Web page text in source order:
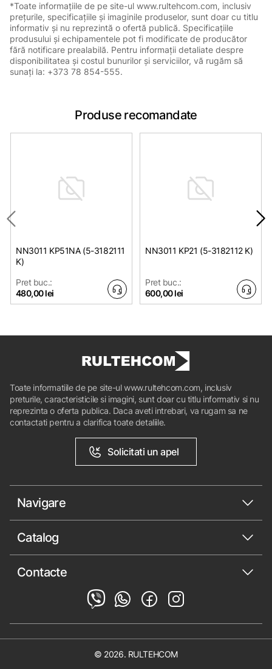
*Toate informațiile de pe site-ul www.rultehcom.com, inclusiv
prețurile, specificațiile și imaginile produselor, sunt doar cu titlu
informativ și nu reprezintă o ofertă publică. Specificațiile
produsului și echipamentele pot fi modificate de producător
fără notificare prealabilă. Pentru informații detaliate despre
disponibilitatea și costul bunurilor și serviciilor, vă rugăm să
sunați la: +373 78 854-555.
Produse recomandate
NN3011 KP51NA (5-3182111
K)
Pret buc.:
480,00 lei
NN3011 KP21 (5-3182112 K)
Pret buc.:
600,00 lei
Toate informatiile de pe site-ul www.rultehcom.com, inclusiv
preturile, caracteristicile si imagini, sunt doar cu titlu informativ si nu
reprezinta o oferta publica. Daca aveti intrebari, va rugam sa ne
contactati pentru a clarifica toate detaliile.
Solicitati un apel
Navigare
Catalog
Contacte
© 2026. RULTEHCOM